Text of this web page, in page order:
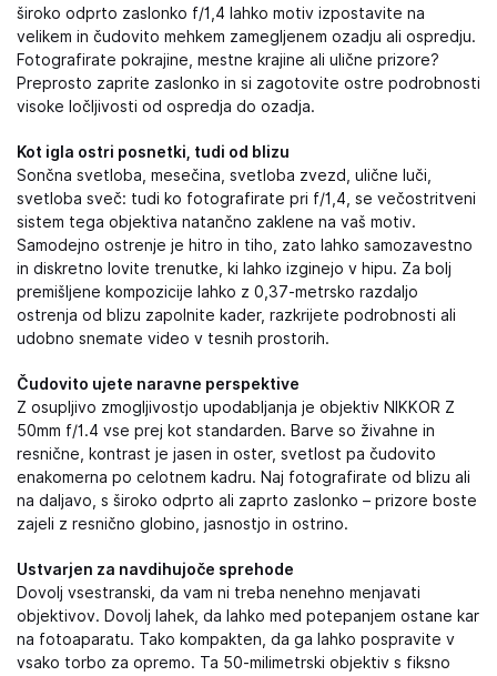
široko odprto zaslonko f/1,4 lahko motiv izpostavite na
velikem in čudovito mehkem zamegljenem ozadju ali ospredju.
Fotografirate pokrajine, mestne krajine ali ulične prizore?
Preprosto zaprite zaslonko in si zagotovite ostre podrobnosti
visoke ločljivosti od ospredja do ozadja.
Kot igla ostri posnetki, tudi od blizu
Sončna svetloba, mesečina, svetloba zvezd, ulične luči,
svetloba sveč: tudi ko fotografirate pri f/1,4, se večostritveni
sistem tega objektiva natančno zaklene na vaš motiv.
Samodejno ostrenje je hitro in tiho, zato lahko samozavestno
in diskretno lovite trenutke, ki lahko izginejo v hipu. Za bolj
premišljene kompozicije lahko z 0,37-metrsko razdaljo
ostrenja od blizu zapolnite kader, razkrijete podrobnosti ali
udobno snemate video v tesnih prostorih.
Čudovito ujete naravne perspektive
Z osupljivo zmogljivostjo upodabljanja je objektiv NIKKOR Z
50mm f/1.4 vse prej kot standarden. Barve so živahne in
resnične, kontrast je jasen in oster, svetlost pa čudovito
enakomerna po celotnem kadru. Naj fotografirate od blizu ali
na daljavo, s široko odprto ali zaprto zaslonko – prizore boste
zajeli z resnično globino, jasnostjo in ostrino.
Ustvarjen za navdihujoče sprehode
Dovolj vsestranski, da vam ni treba nenehno menjavati
objektivov. Dovolj lahek, da lahko med potepanjem ostane kar
na fotoaparatu. Tako kompakten, da ga lahko pospravite v
vsako torbo za opremo. Ta 50-milimetrski objektiv s fiksno